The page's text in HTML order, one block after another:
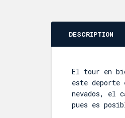
DESCRIPTION
El tour en
este
nevados, el
pues es